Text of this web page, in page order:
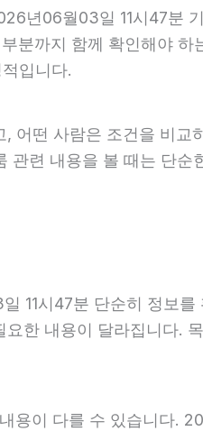
년06월03일 11시47분
분까지 함께 확인해야 하
입니다.
어떤 사람은 조건을 비교
련 내용을 볼 때는 단순
11시47분 단순히 정보
한 내용이 달라집니다.
용이 다를 수 있습니다.